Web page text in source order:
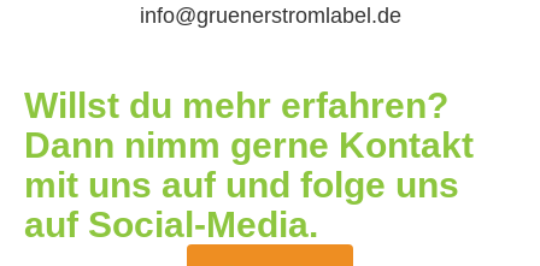
info@gruenerstromlabel.de
Willst du mehr erfahren?
Dann nimm gerne Kontakt
mit uns auf und folge uns
auf Social-Media.